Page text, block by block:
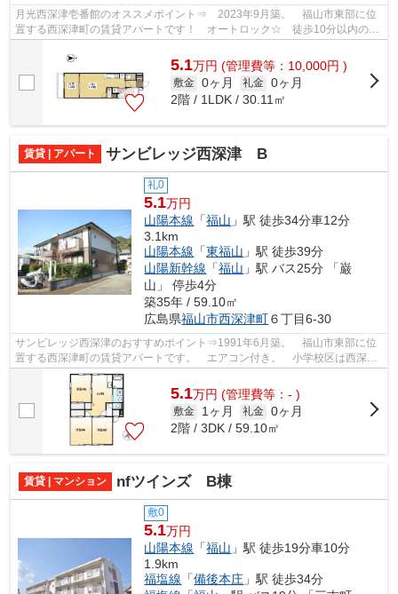
月光西深津壱番館のオススメポイント⇒ 2023年9月築。 福山市東部に位
置する西深津町の賃貸アパートです！ オートロック☆ 徒歩10分以内の場
所にスーパーがあるので、毎日のお買い物...
5.1万円 (管理費等：10,000円 )
敷金 0ヶ月 礼金 0ヶ月
2階 / 1LDK / 30.11㎡
賃貸 | アパート サンビレッジ西深津 B
礼0
5.1万円
山陽本線 「福山 」駅 徒歩34分車12分
3.1km
山陽本線 「東福山 」駅 徒歩39分
山陽新幹線 「福山 」駅 バス25分 「巌
山」 停歩4分
築35年 / 59.10㎡
広島県福山市西深津町６丁目6-30
サンビレッジ西深津のおすすめポイント⇒1991年6月築。 福山市東部に位
置する西深津町の賃貸アパートです。 エアコン付き。 小学校区は西深津
小学校です！ 徒歩約8分のところにはコ...
5.1万円 (管理費等：- )
敷金 1ヶ月 礼金 0ヶ月
2階 / 3DK / 59.10㎡
賃貸 | マンション nfツインズ B棟
敷0
5.1万円
山陽本線 「福山 」駅 徒歩19分車10分
1.9km
福塩線 「備後本庄 」駅 徒歩34分